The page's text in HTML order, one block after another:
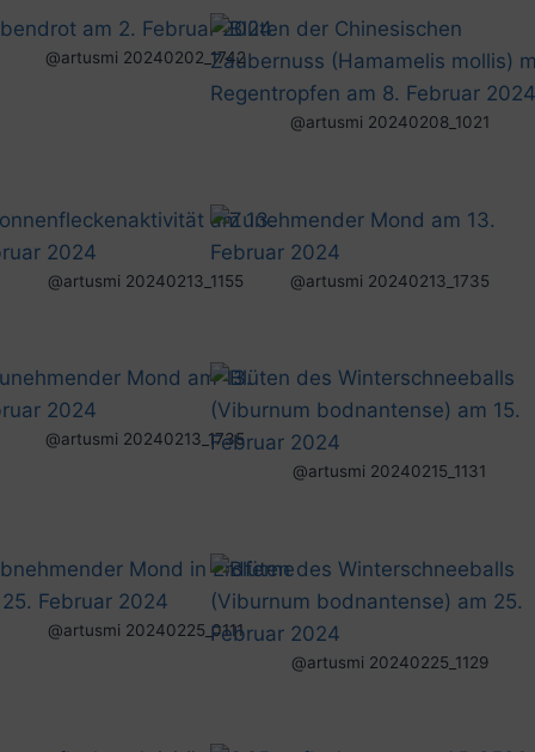
@artusmi 20240202_1742
@artusmi 20240208_1021
@artusmi 20240213_1155 @artusmi 20240213_1735
@artusmi 20240213_1735
@artusmi 20240215_1131
@artusmi 20240225_0111
@artusmi 20240225_1129